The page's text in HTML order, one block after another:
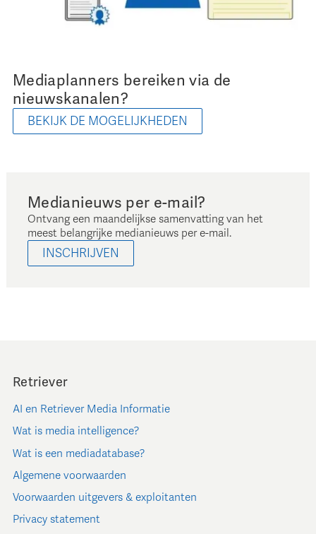
Mediaplanners bereiken via de
nieuwskanalen?
BEKIJK DE MOGELIJKHEDEN
Medianieuws per e-mail?
Ontvang een maandelijkse samenvatting van het
meest belangrijke medianieuws per e-mail.
INSCHRIJVEN
Retriever
AI en Retriever Media Informatie
Wat is media intelligence?
Wat is een mediadatabase?
Algemene voorwaarden
Voorwaarden uitgevers & exploitanten
Privacy statement